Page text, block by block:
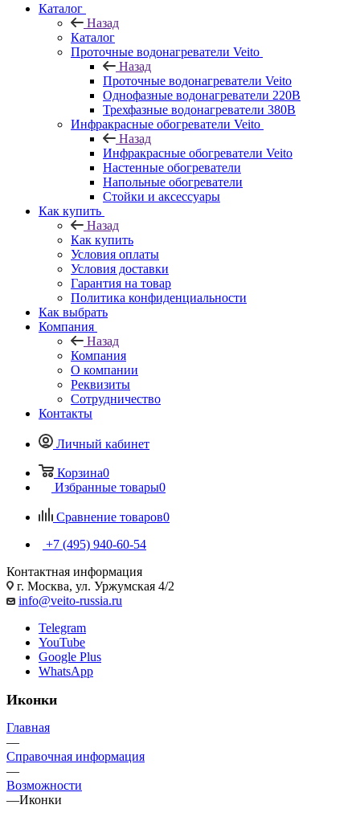
Каталог
Назад
Каталог
Проточные водонагреватели Veito
Назад
Проточные водонагреватели Veito
Однофазные водонагреватели 220В
Трехфазные водонагреватели 380В
Инфракрасные обогреватели Veito
Назад
Инфракрасные обогреватели Veito
Настенные обогреватели
Напольные обогреватели
Стойки и аксессуары
Как купить
Назад
Как купить
Условия оплаты
Условия доставки
Гарантия на товар
Политика конфиденциальности
Как выбрать
Компания
Назад
Компания
О компании
Реквизиты
Сотрудничество
Контакты
Личный кабинет
Корзина0
Избранные товары0
Сравнение товаров0
+7 (495) 940-60-54
Контактная информация
г. Москва, ул. Уржумская 4/2
info@veito-russia.ru
Telegram
YouTube
Google Plus
WhatsApp
Иконки
Главная
—
Справочная информация
—
Возможности
—Иконки